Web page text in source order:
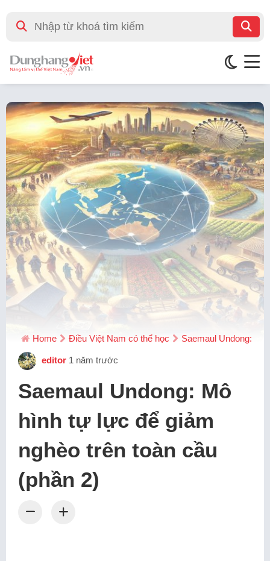
Home Điều Việt Nam có thể học Saemaul Undong:
editor 1 năm trước
Saemaul Undong: Mô
hình tự lực để giảm
nghèo trên toàn cầu
(phần 2)